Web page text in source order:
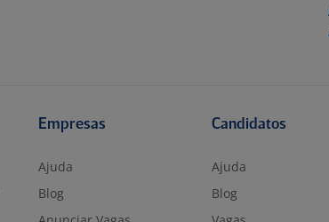
Empresas
Ajuda
Blog
Candidatos
Ajuda
Blog